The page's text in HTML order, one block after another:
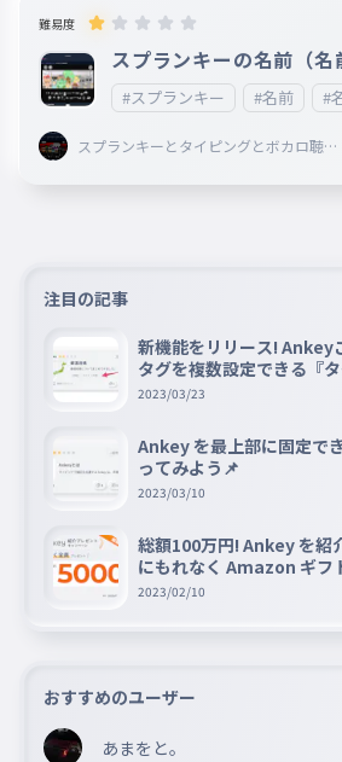
難易度
スプランキーの名前（
）#スプランキー #名前 #
スプランキーとタイピングとボカロ聴
注目の記事
新機能をリリース! Ankey
タグを複数設定できる『
2023/03/23
Ankey を最上部に固定で
ってみよう📌
2023/03/10
総額100万円! Ankey を紹
にもれなく Amazon ギフ
ゼントキャンペーン!!
2023/02/10
おすすめのユーザー
あまをと。